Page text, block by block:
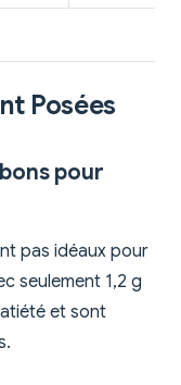
Posées
pour
pas idéaux pour
seulement 1,2 g
et sont